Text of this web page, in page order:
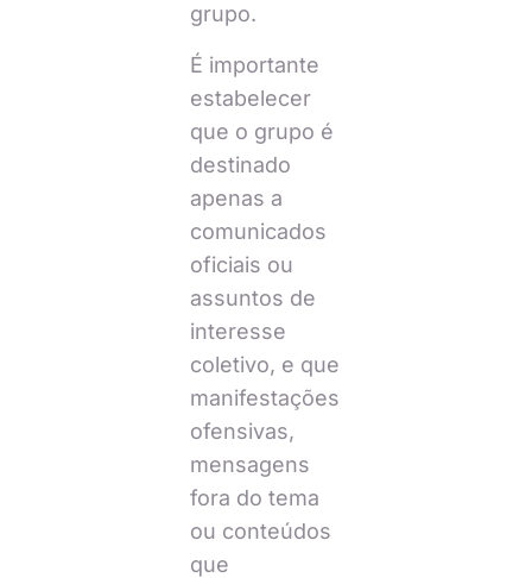
grupo.
É importante
estabelecer
que o grupo é
destinado
apenas a
comunicados
oficiais ou
assuntos de
interesse
coletivo, e que
manifestações
ofensivas,
mensagens
fora do tema
ou conteúdos
que